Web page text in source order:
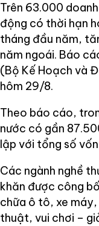
Trên 63.000
động có thời hạn
tháng đầu năm,
năm ngoái. Báo
(Bộ Kế Hoạch và
hôm 29/8.
Theo báo cáo,
nước có gần
lập với tổng số
Các ngành nghề
khăn được công
chữa ô tô, xe
thuật, vui chơi –